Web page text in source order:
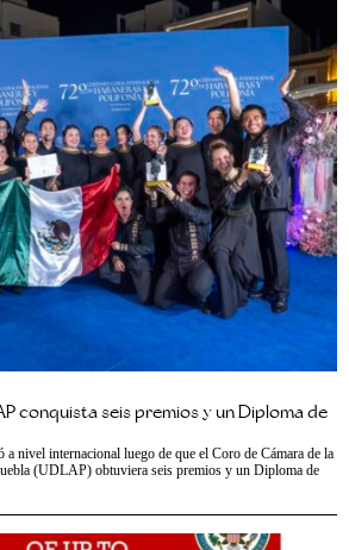
conquista seis premios y un Diploma de
a nivel internacional luego de que el Coro de Cámara de la
(UDLAP) obtuviera seis premios y un Diploma de